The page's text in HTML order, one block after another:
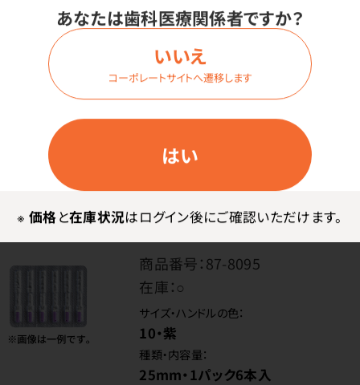
あなたは歯科医療関係者ですか？
はい
いいえ
コーポレートサイトへ遷移します
※ 価格と在庫状況はログイン後にご確認いただけます。
種類・内容量：
21mm・1パック6本入
ログイン
商品番号：87-8095
在庫：○
サイズ・ハンドルの色：
10・紫
種類・内容量：
25mm・1パック6本入